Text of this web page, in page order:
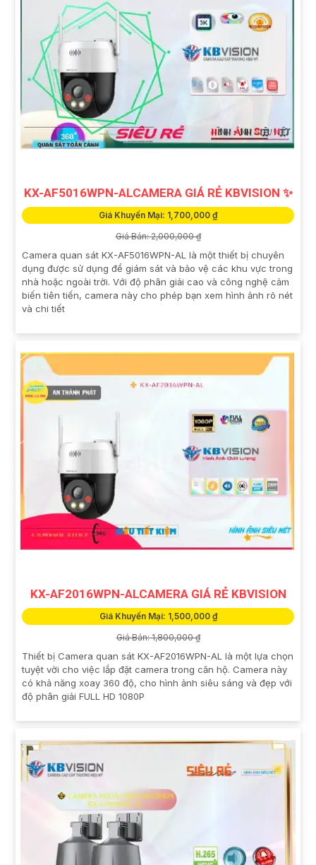
KX-AF5016WPN-ALCAMERA GIÁ RẺ KBVISION ✨
Giá Khuyến Mại: 1,700,000 ₫
Giá Bán: 2,000,000 ₫
Camera quan sát KX-AF5016WPN-AL là một thiết bị chuyên
dụng được sử dụng để giám sát và bảo vệ các khu vực trong
nhà hoặc ngoài trời. Với độ phân giải cao và công nghệ cảm
biến tiên tiến, camera này cho phép bạn xem hình ảnh rõ nét
và chi tiết
KX-AF2016WPN-ALCAMERA GIÁ RẺ KBVISION
Giá Khuyến Mại: 1,500,000 ₫
Giá Bán: 1,800,000 ₫
Thiết bị Camera quan sát KX-AF2016WPN-AL là một lựa chọn
tuyệt vời cho việc lắp đặt camera trong căn hộ. Camera này
có khả năng xoay 360 độ, cho hình ảnh siêu sáng và đẹp với
độ phân giải FULL HD 1080P